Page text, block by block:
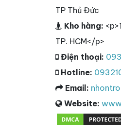
TP Thủ Đức
Kho hàng:
TP. HCM</p>
Điện thoại:
Hotline:
Email:
Website: